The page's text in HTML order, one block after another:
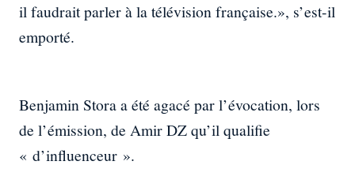
il faudrait parler à la télévision française.», s’est-il
emporté.
Benjamin Stora a été agacé par l’évocation, lors
de l’émission, de Amir DZ qu’il qualifie
« d’influenceur ».